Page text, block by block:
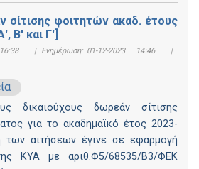
σίτισης φοιτητών ακαδ. έτους
Β' και Γ']
| Ενημέρωση: 01-12-2023 14:46
|
δικαιούχους δωρεάν σίτισης
για το ακαδημαϊκό έτος 2023-
των αιτήσεων έγινε σε εφαρμογή
ΚΥΑ με αριθ.Φ5/68535/Β3/ΦΕΚ